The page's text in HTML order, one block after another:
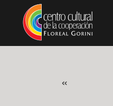
Pasar al contenido principal
Jump to main content
«